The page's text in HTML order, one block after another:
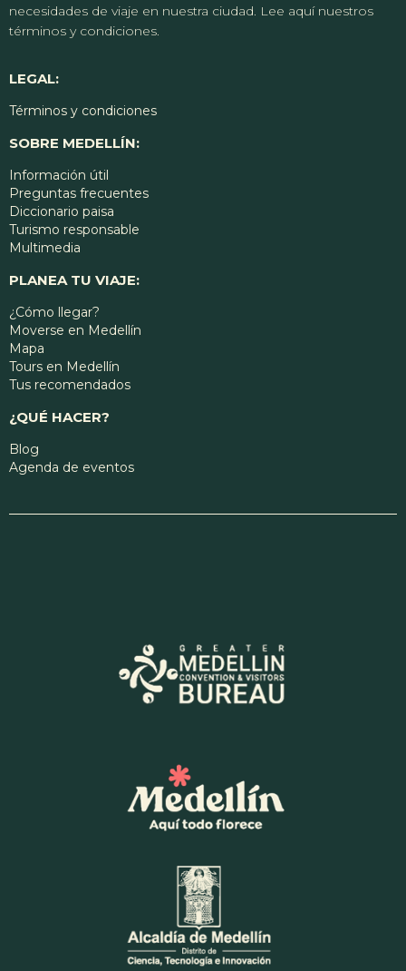
necesidades de viaje en nuestra ciudad. Lee aquí nuestros
términos y condiciones.
LEGAL:
Términos y condiciones
SOBRE MEDELLÍN:
Información útil
Preguntas frecuentes
Diccionario paisa
Turismo responsable
Multimedia
PLANEA TU VIAJE:
¿Cómo llegar?
Moverse en Medellín
Mapa
Tours en Medellín
Tus recomendados
¿QUÉ HACER?
Blog
Agenda de eventos